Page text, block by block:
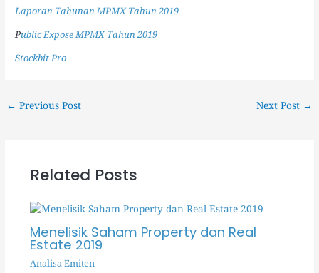
Laporan Tahunan MPMX Tahun 2019
Public Expose MPMX Tahun 2019
Stockbit Pro
← Previous Post Next Post →
Related Posts
Menelisik Saham Property dan Real
Estate 2019
Analisa Emiten